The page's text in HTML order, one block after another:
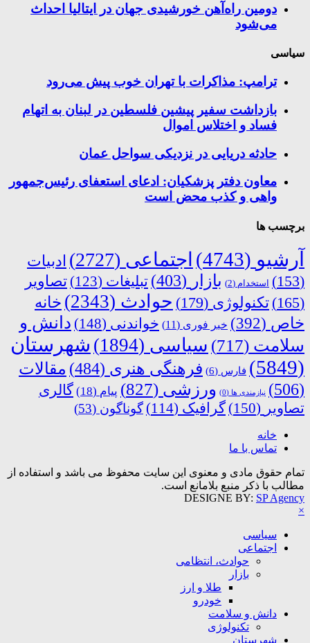
دومین راه‌آهن خورشیدی جهان در ایتالیا احداث
می‌شود
سیاسی
ترامپ: مذاکرات با تهران خوب پیش می‌رود
بازداشت سفیر پیشین فلسطین در لبنان به اتهام
فساد و اختلاس اموال
حادثه دریایی در نزدیکی سواحل عمان
معاون دفتر پزشکیان: ادعای استعفای رئیس‌جمهور
واهی و کذب محض است
برچسب ها
آرشیو (4743) اجتماعی (2727)
ادبیات
(153)
استخدام (2) بازار (403) تبلیغات (123)
تصاویر
(165)
تکنولوژی (179) حوادث (2343)
خانه
خاص (392) خبر فوری (11) خواندنی (148)
دانش و
سلامت (717) سیاسی (1894)
شهرستان
(5849)
فارس (6) فرهنگی هنری (484)
مقالات
(506)
نیازمندی ها (0) ورزشی (827) پیام (18)
گالری
تصاویر (150) گرافیک (114) گوناگون (53)
خانه
تماس با ما
تمام حقوق مادی و معنوی این سایت محفوظ می باشد و استفاده از
مطالب با ذکر منبع بلامانع است.
DESIGNE BY: SP Agency
×
سیاسی
اجتماعی
حوادث، انتظامی
بازار
طلا و ارز
خودرو
دانش و سلامت
تکنولوژی
شهرستان